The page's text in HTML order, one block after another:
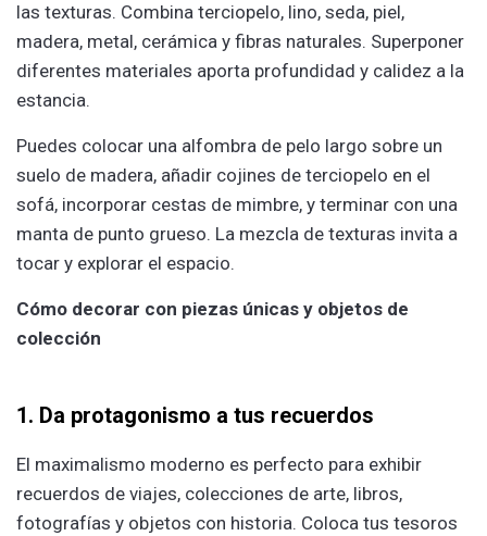
las texturas. Combina terciopelo, lino, seda, piel,
madera, metal, cerámica y fibras naturales. Superponer
diferentes materiales aporta profundidad y calidez a la
estancia.
Puedes colocar una alfombra de pelo largo sobre un
suelo de madera, añadir cojines de terciopelo en el
sofá, incorporar cestas de mimbre, y terminar con una
manta de punto grueso. La mezcla de texturas invita a
tocar y explorar el espacio.
Cómo decorar con piezas únicas y objetos de
colección
1. Da protagonismo a tus recuerdos
El maximalismo moderno es perfecto para exhibir
recuerdos de viajes, colecciones de arte, libros,
fotografías y objetos con historia. Coloca tus tesoros